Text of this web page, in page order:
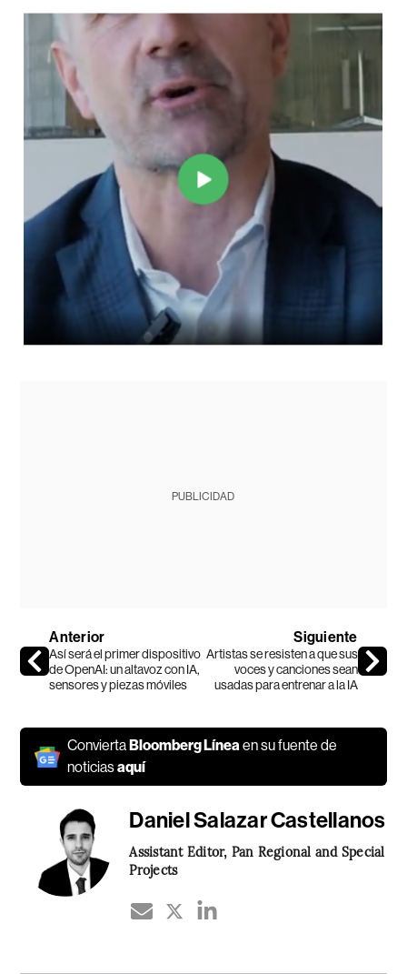
PUBLICIDAD
Anterior
Así será el primer dispositivo
de OpenAI: un altavoz con IA,
sensores y piezas móviles
Siguiente
Artistas se resisten a que sus
voces y canciones sean
usadas para entrenar a la IA
Convierta Bloomberg Líneaen su fuente de
noticiasaquí
Daniel Salazar Castellanos
Assistant Editor, Pan Regional and Special
Projects